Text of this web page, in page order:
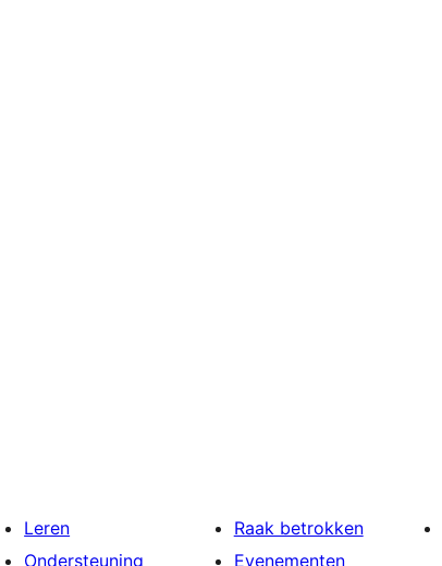
Leren
Ondersteuning
Raak betrokken
Evenementen